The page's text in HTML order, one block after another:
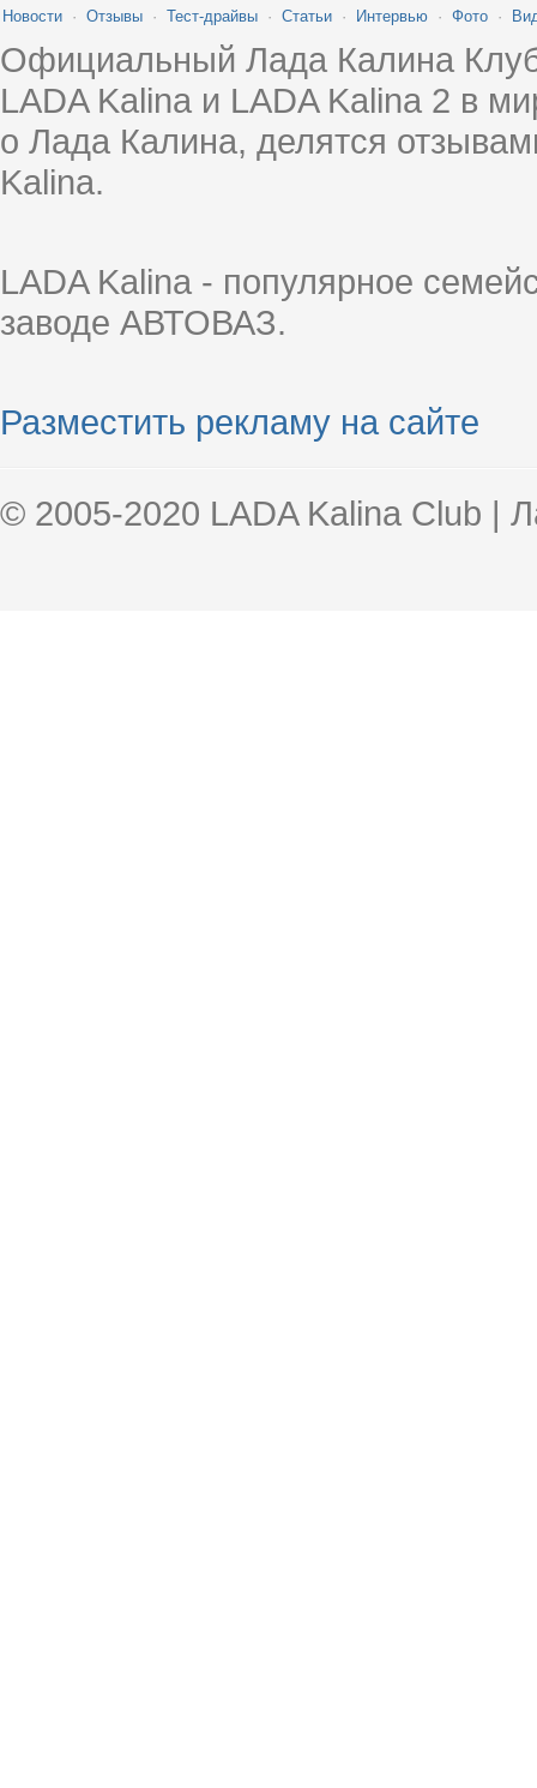
Новости · Отзывы · Тест-драйвы · Статьи · Интервью · Фото ·
Официальный Лада Калина
LADA Kalina и LADA Kalina 2 в
о Лада Калина, делятся
Kalina.
LADA Kalina - популярное
заводе АВТОВАЗ.
Разместить рекламу на сайте
© 2005-2020 LADA Kalina Club |